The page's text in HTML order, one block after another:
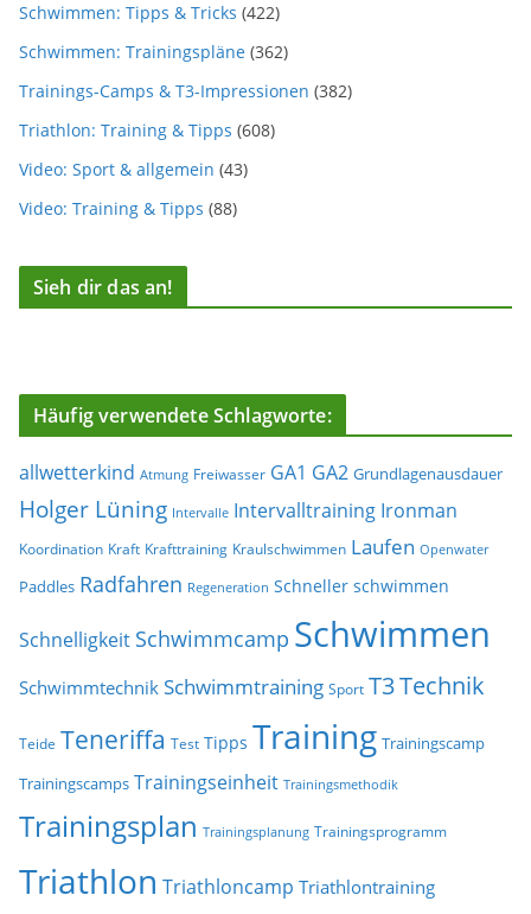
Schwimmen: Tipps & Tricks (422)
Schwimmen: Trainingspläne (362)
Trainings-Camps & T3-Impressionen (382)
Triathlon: Training & Tipps (608)
Video: Sport & allgemein (43)
Video: Training & Tipps (88)
Sieh dir das an!
Häufig verwendete Schlagworte:
allwetterkind Atmung Freiwasser GA1 GA2 Grundlagenausdauer
Holger Lüning Intervalle Intervalltraining Ironman
Koordination Kraft Krafttraining Kraulschwimmen Laufen Openwater
Paddles Radfahren Regeneration Schneller schwimmen
Schnelligkeit Schwimmcamp Schwimmen
Schwimmtechnik Schwimmtraining Sport T3Technik
Teide Teneriffa Test Tipps Training Trainingscamp
Trainingscamps Trainingseinheit Trainingsmethodik
Trainingsplan Trainingsplanung Trainingsprogramm
Triathlon Triathloncamp Triathlontraining